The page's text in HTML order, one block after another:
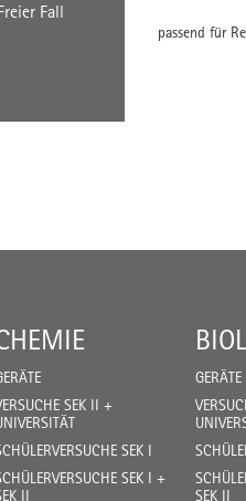
Fall
passend für
SEK II +
SEK I
SEK I +
II
GERÄTE
SEK II